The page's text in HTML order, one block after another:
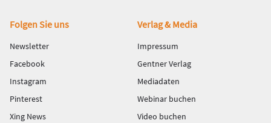
Fußbereich
Folgen Sie uns
Newsletter
Facebook
Instagram
Pinterest
Xing News
Verlag & Media
Impressum
Gentner Verlag
Mediadaten
Webinar buchen
Video buchen